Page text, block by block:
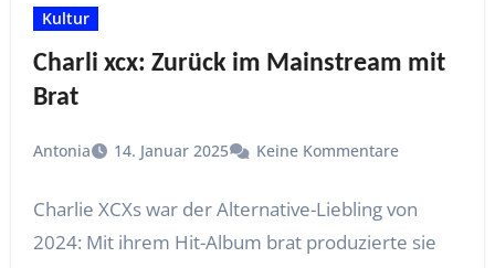
Kultur
Charli xcx: Zurück im Mainstream mit
Brat
Antonia 14. Januar 2025 Keine Kommentare
Charlie XCXs war der Alternative-Liebling von
2024: Mit ihrem Hit-Album brat produzierte sie